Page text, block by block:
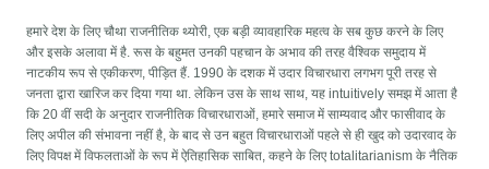
हमारे देश के लिए चौथा राजनीतिक थ्योरी, एक बड़ी व्यावहारिक महत्व के सब कुछ करने के लिए
और इसके अलावा में है. रूस के बहुमत उनकी पहचान के अभाव की तरह वैश्विक समुदाय में
नाटकीय रूप से एकीकरण, पीड़ित हैं. 1990 के दशक में उदार विचारधारा लगभग पूरी तरह से
जनता द्वारा खारिज कर दिया गया था. लेकिन उस के साथ साथ, यह intuitively समझ में आता है
कि 20 वीं सदी के अनुदार राजनीतिक विचारधाराओं, हमारे समाज में साम्यवाद और फासीवाद के
लिए अपील की संभावना नहीं है, के बाद से उन बहुत विचारधाराओं पहले से ही खुद को उदारवाद के
लिए विपक्ष में विफलताओं के रूप में ऐतिहासिक साबित, कहने के लिए totalitarianism के नैतिक